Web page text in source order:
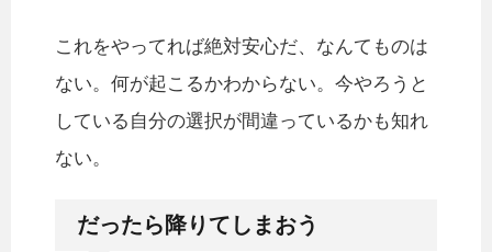
これをやってれば絶対安心だ、なんてものは
ない。何が起こるかわからない。今やろうと
している自分の選択が間違っているかも知れ
ない。
だったら降りてしまおう